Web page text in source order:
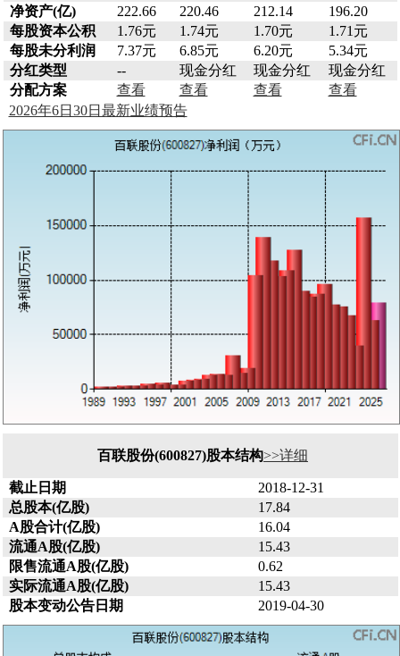
净资产(亿)
222.66 220.46 212.14
196.20
每股资本公积
1.76元 1.74元 1.70元
1.71元
每股未分利润
7.37元 6.85元 6.20元
5.34元
分红类型
-- 现金分红 现金分红
现金分红
分配方案
查看 查看 查看
查看
2026年6日30日最新业绩预告
百联股份(600827)股本结构>>详细
截止日期
2018-12-31
总股本(亿股)
17.84
A股合计(亿股)
16.04
流通A股(亿股)
15.43
限售流通A股(亿股)
0.62
实际流通A股(亿股)
15.43
股本变动公告日期
2019-04-30